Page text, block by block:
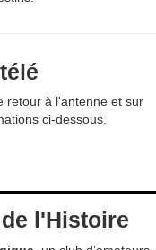
retour à l'antenne et sur
ci-dessous.
l'Histoire